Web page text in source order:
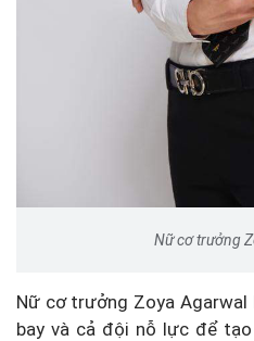
Nữ cơ trưởng
Nữ cơ trưởng Zoya Agarwal
bay và cả đội nỗ lực để